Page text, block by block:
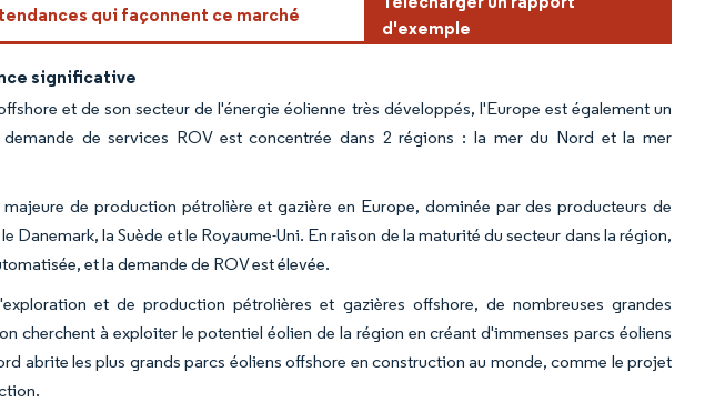
qui façonnent ce marché
d'exemple
significative
et de son secteur de l'énergie éolienne très développés, l'Europe est également un
de services ROV est concentrée dans 2 régions : la mer du Nord et la mer
de production pétrolière et gazière en Europe, dominée par des producteurs de
Danemark, la Suède et le Royaume-Uni. En raison de la maturité du secteur dans la région,
et la demande de ROV est élevée.
et de production pétrolières et gazières offshore, de nombreuses grandes
cherchent à exploiter le potentiel éolien de la région en créant d'immenses parcs éoliens
abrite les plus grands parcs éoliens offshore en construction au monde, comme le projet